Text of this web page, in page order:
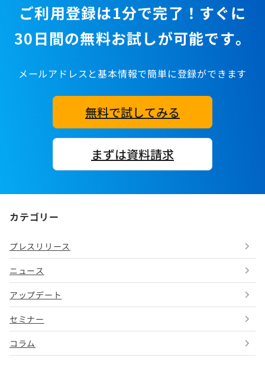
ご利用登録は1分で完了！すぐに
30日間の無料お試しが可能です。
メールアドレスと基本情報で簡単に登録ができます
無料で試してみる
まずは資料請求
カテゴリー
プレスリリース
ニュース
アップデート
セミナー
コラム